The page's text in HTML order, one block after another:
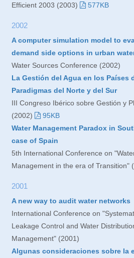
Efficient 2003 (2003)
577KB
2002
A computer simulation model to
demand side options in urban
Water Sources Conference (2002)
La Gestión del Agua en los Países
Paradigmas del Norte y del Sur
III Congreso Ibérico sobre Gestión y
(2002)
95KB
Water Management Paradox in
case of Spain
5th International Conference on
Management in the era of Transition"
2001
A new way to audit water networks
International Conference on
Leakage Control and Water
Management" (2001)
Algunas consideraciones sobre la